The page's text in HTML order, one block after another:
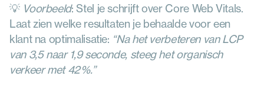
💡 Voorbeeld: Stel je schrijft over Core Web Vitals.
Laat zien welke resultaten je behaalde voor een
klant na optimalisatie: “Na het verbeteren van LCP
van 3,5 naar 1,9 seconde, steeg het organisch
verkeer met 42%.”